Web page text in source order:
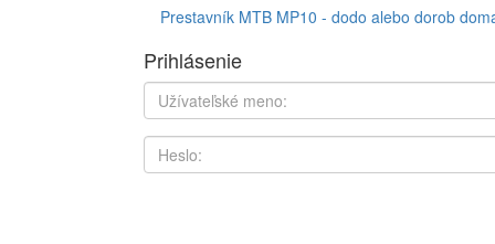
Prestavník MTB MP10 - dodo alebo dorob
Prihlásenie